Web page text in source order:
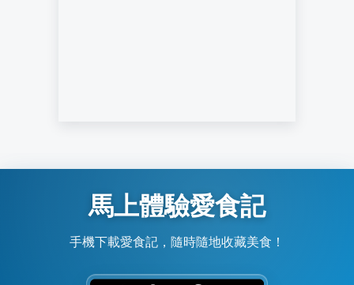
馬上體驗愛食記
手機下載愛食記，隨時隨地收藏美食！